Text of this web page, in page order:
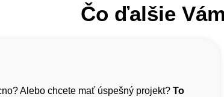
Čo ďalšie
Alebo chcete mať úspešný projekt? To